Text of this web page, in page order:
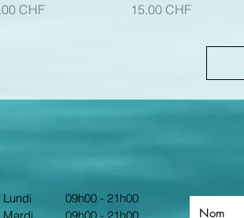
CHF
Prix
15.00 CHF
Lundi
09h00 - 21h00